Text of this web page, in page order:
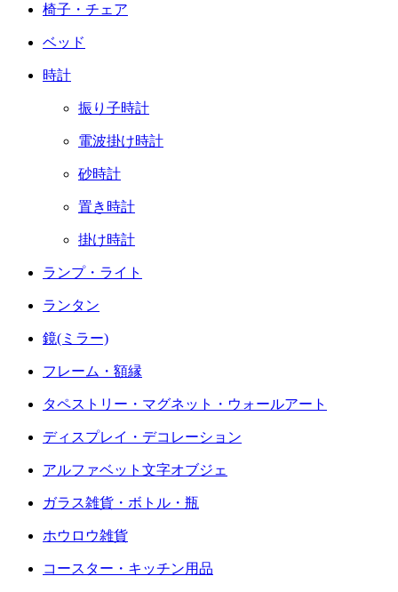
椅子・チェア
ベッド
時計
振り子時計
電波掛け時計
砂時計
置き時計
掛け時計
ランプ・ライト
ランタン
鏡(ミラー)
フレーム・額縁
タペストリー・マグネット・ウォールアート
ディスプレイ・デコレーション
アルファベット文字オブジェ
ガラス雑貨・ボトル・瓶
ホウロウ雑貨
コースター・キッチン用品